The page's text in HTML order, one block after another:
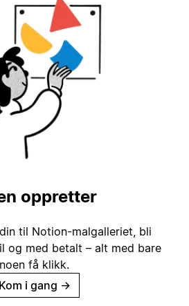
oppretter
til Notion-malgalleriet, bli
og med betalt – alt med bare
noen få klikk.
Kom i gang →